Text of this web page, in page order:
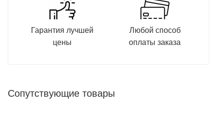
Гарантия лучшей
цены
Любой способ
оплаты заказа
Сопутствующие товары